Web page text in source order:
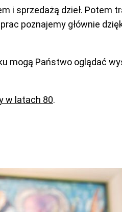
i sprzedażą dzieł. Potem
poznajemy głównie
mogą Państwo oglądać
w latach 80.